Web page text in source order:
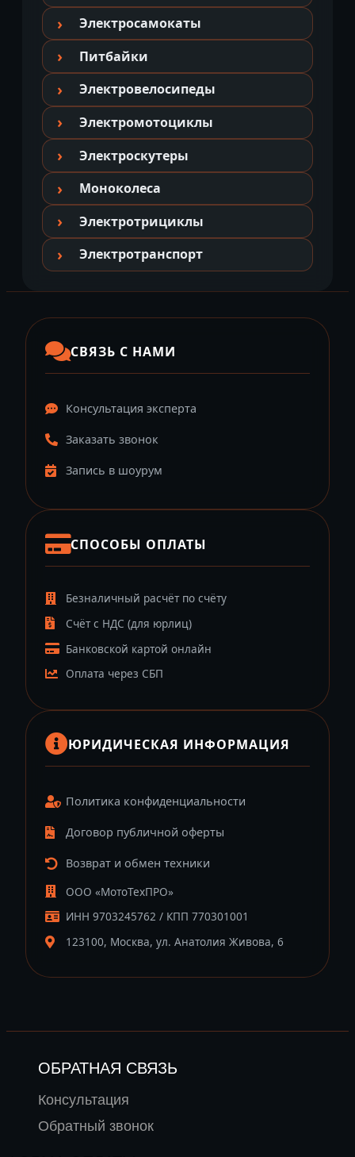
Электросамокаты
Питбайки
Электровелосипеды
Электромотоциклы
Электроскутеры
Моноколеса
Электротрициклы
Электротранспорт
СВЯЗЬ С НАМИ
Консультация эксперта
Заказать звонок
Запись в шоурум
СПОСОБЫ ОПЛАТЫ
Безналичный расчёт по счёту
Счёт с НДС (для юрлиц)
Банковской картой онлайн
Оплата через СБП
ЮРИДИЧЕСКАЯ ИНФОРМАЦИЯ
Политика конфиденциальности
Договор публичной оферты
Возврат и обмен техники
ООО «МотоТехПРО»
ИНН 9703245762 / КПП 770301001
123100, Москва, ул. Анатолия Живова, 6
ОБРАТНАЯ СВЯЗЬ
Консультация
Обратный звонок